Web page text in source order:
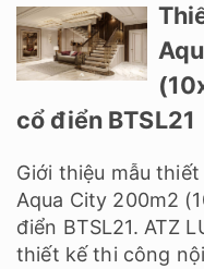
cổ điển BTSL21
Giới thiệu mẫu
Aqua City 200m2
điển BTSL21. ATZ
thiết kế thi công